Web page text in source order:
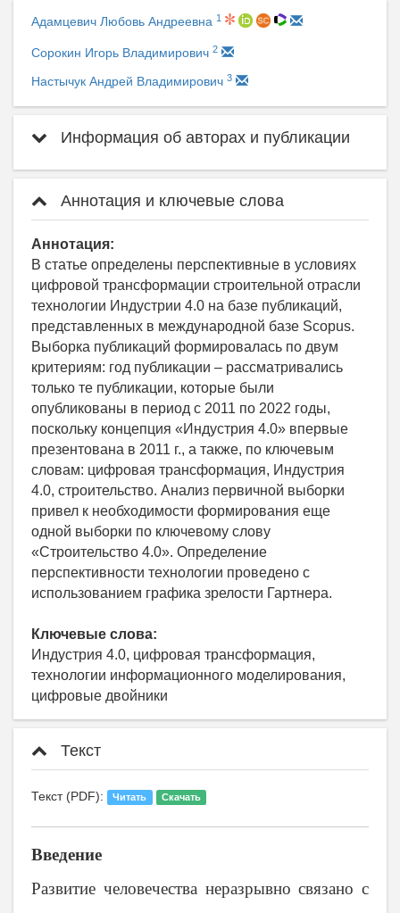
Адамцевич Любовь Андреевна 1
Сорокин Игорь Владимирович 2
Настычук Андрей Владимирович 3
Информация об авторах и публикации
Аннотация и ключевые слова
Аннотация:
В статье определены перспективные в условиях
цифровой трансформации строительной отрасли
технологии Индустрии 4.0 на базе публикаций,
представленных в международной базе Scopus.
Выборка публикаций формировалась по двум
критериям: год публикации – рассматривались
только те публикации, которые были
опубликованы в период с 2011 по 2022 годы,
поскольку концепция «Индустрия 4.0» впервые
презентована в 2011 г., а также, по ключевым
словам: цифровая трансформация, Индустрия
4.0, строительство. Анализ первичной выборки
привел к необходимости формирования еще
одной выборки по ключевому слову
«Строительство 4.0». Определение
перспективности технологии проведено с
использованием графика зрелости Гартнера.
Ключевые слова:
Индустрия 4.0, цифровая трансформация,
технологии информационного моделирования,
цифровые двойники
Текст
Текст (PDF): Читать Скачать
Введение
Развитие человечества неразрывно связано с